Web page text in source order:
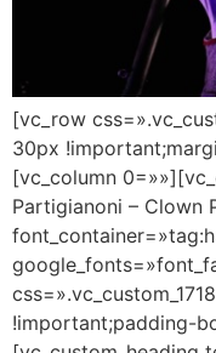
[vc_row
30px
[vc_column
Partigianoni – Clown
!important;padding-